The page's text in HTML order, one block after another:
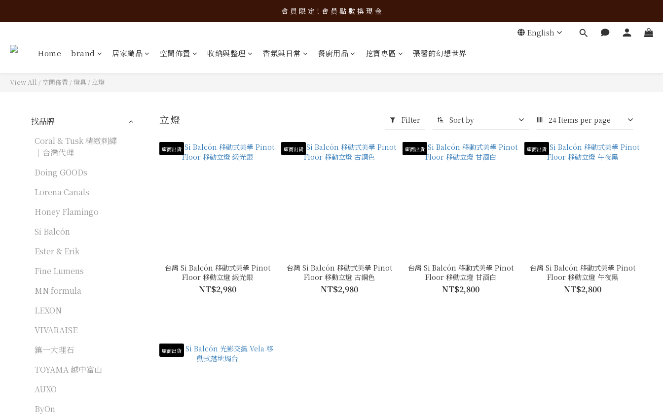
加 入 會 員 立 即 使 用 購 物 金 ！
會 員 限 定！會 員 點 數 換 現 金
English
Home brand 居家織品 空間佈置 收納與整理 香氛與日常 餐廚用品 挖寶專區 張馨的幻想世界
View All / 空間佈置 /燈具 /立燈
找品牌
Coral & Tusk 精緻刺繡
｜台灣代理
Doing GOODs
Lorena Canals
Honey Flamingo
Si Balcón
Ester & Erik
Fine Lumens
MN formula
LEXON
VIVARAISE
鎮一大理石
TOYAMA 越中富山
AUXO
ByOn
立燈 Filter Sort by 24 Items per page
廠商出貨
台灣 Si Balcón 移動式美學 Pinot
Floor 移動立燈 緞光銀
NT$2,980
廠商出貨
台灣 Si Balcón 移動式美學 Pinot
Floor 移動立燈 古銅色
NT$2,980
廠商出貨
台灣 Si Balcón 移動式美學 Pinot
Floor 移動立燈 甘酒白
NT$2,800
廠商出貨
台灣 Si Balcón 移動式美學 Pinot
Floor 移動立燈 午夜黑
NT$2,800
廠商出貨